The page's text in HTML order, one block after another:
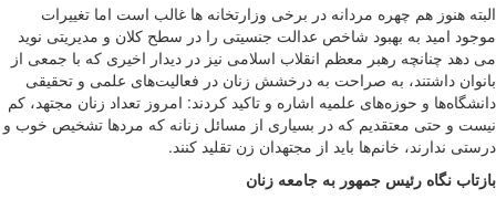
البته هنوز هم چهره مردانه در برخی وزارتخانه ها غالب است اما تغییرات
موجود امید به بهبود شاخص عدالت جنسیتی را در سطح کلان و مدیریتی نوید
می دهد چنانچه رهبر معظم انقلاب اسلامی نیز در دیدار اخیری که با جمعی از
بانوان داشتند، به صراحت به درخشش زنان در فعالیت‌های علمی و تحقیقی
دانشگاه‌ها و حوزه‌های علمیه اشاره و تاکید کردند: امروز تعداد زنان مجتهد، کم
نیست و حتی معتقدیم که در بسیاری از مسائل زنانه که مردها تشخیص خوب و
درستی ندارند، خانم‌ها باید از مجتهدان زن تقلید کنند.
بازتاب نگاه رئیس جمهور به جامعه زنان